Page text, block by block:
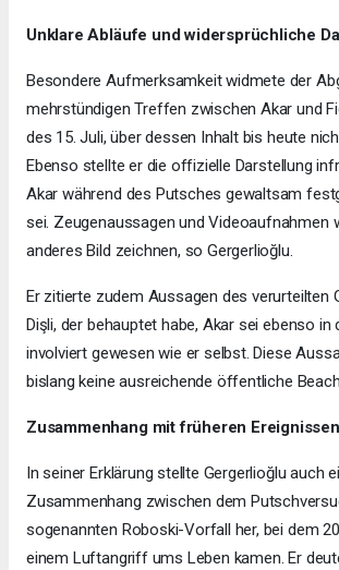
Unklare Abläufe und widersprüchliche
Besondere Aufmerksamkeit widmete der
mehrstündigen Treffen zwischen Akar und
des 15. Juli, über dessen Inhalt bis heute
Ebenso stellte er die offizielle Darstellung
Akar während des Putsches gewaltsam
sei. Zeugenaussagen und Videoaufnahmen
anderes Bild zeichnen, so Gergerlioğlu.
Er zitierte zudem Aussagen des verurteilten
Dişli, der behauptet habe, Akar sei ebenso in
involviert gewesen wie er selbst. Diese
bislang keine ausreichende öffentliche
Zusammenhang mit früheren Ereignissen
In seiner Erklärung stellte Gergerlioğlu auch
Zusammenhang zwischen dem
sogenannten Roboski-Vorfall her, bei dem
einem Luftangriff ums Leben kamen. Er